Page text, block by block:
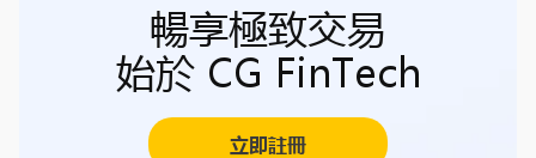
暢享極致交易
始於 CG FinTech
立即註冊